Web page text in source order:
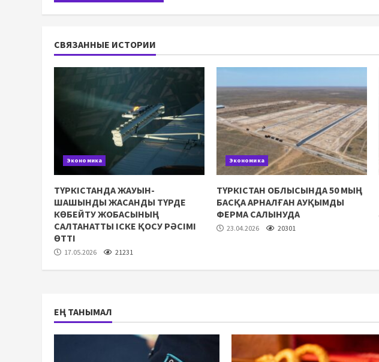
СВЯЗАННЫЕ ИСТОРИИ
Экономика
ТҮРКІСТАНДА ЖАУЫН-
ШАШЫНДЫ ЖАСАНДЫ ТҮРДЕ
КӨБЕЙТУ ЖОБАСЫНЫҢ
САЛТАНАТТЫ ІСКЕ ҚОСУ РӘСІМІ
ӨТТІ
17.05.2026 21231
Экономика
ТҮРКІСТАН ОБЛЫСЫНДА 50 МЫҢ
БАСҚА АРНАЛҒАН АУҚЫМДЫ
ФЕРМА САЛЫНУДА
23.04.2026 20301
ЕҢ ТАНЫМАЛ